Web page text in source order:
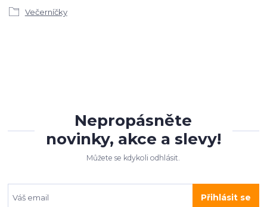
Večerníčky
Nepropásněte
novinky, akce a slevy!
Můžete se kdykoli odhlásit.
Přihlásit se